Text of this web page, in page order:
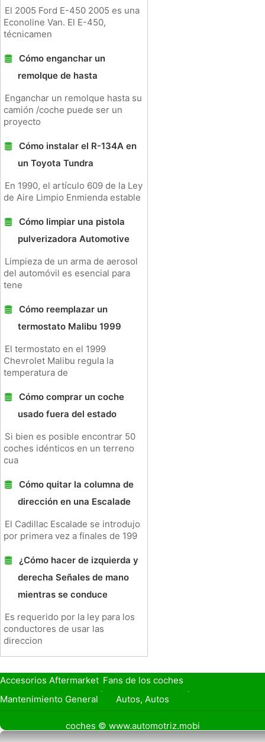
El 2005 Ford E-450 2005 es una
Econoline Van. El E-450,
técnicamen
Cómo enganchar un
remolque de hasta
Enganchar un remolque hasta su
camión /coche puede ser un
proyecto
Cómo instalar el R-134A en
un Toyota Tundra
En 1990, el artículo 609 de la Ley
de Aire Limpio Enmienda estable
Cómo limpiar una pistola
pulverizadora Automotive
Limpieza de un arma de aerosol
del automóvil es esencial para
tene
Cómo reemplazar un
termostato Malibu 1999
El termostato en el 1999
Chevrolet Malibu regula la
temperatura de
Cómo comprar un coche
usado fuera del estado
Si bien es posible encontrar 50
coches idénticos en un terreno
cua
Cómo quitar la columna de
dirección en una Escalade
El Cadillac Escalade se introdujo
por primera vez a finales de 199
¿Cómo hacer de izquierda y
derecha Señales de mano
mientras se conduce
Es requerido por la ley para los
conductores de usar las
direccion
Accesorios Aftermarket Fans de los coches
Seguro de Coche
Préstamos y Financiación
Mantenimiento General
Autos, Autos
Seguridad Vial
Combustibles
Vender Mi Cochecoches © www.automotriz.mobi